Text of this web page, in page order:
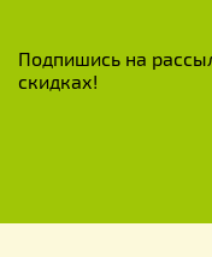
Подпишись на
скидках!